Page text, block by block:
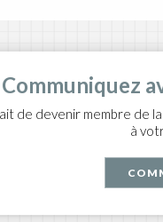
Communiquez
de devenir membre
à